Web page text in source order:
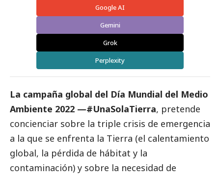
Google AI
Gemini
Grok
Perplexity
La campaña global del Día Mundial del Medio
Ambiente 2022 —#UnaSolaTierra, pretende
concienciar sobre la triple crisis de emergencia
a la que se enfrenta la Tierra (el calentamiento
global, la pérdida de hábitat y la
contaminación) y sobre la necesidad de